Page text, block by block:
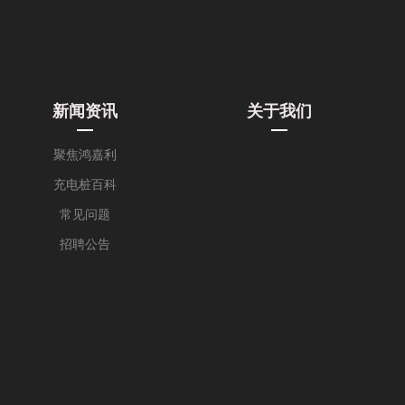
新闻资讯
聚焦鸿嘉利
充电桩百科
常见问题
招聘公告
关于我们